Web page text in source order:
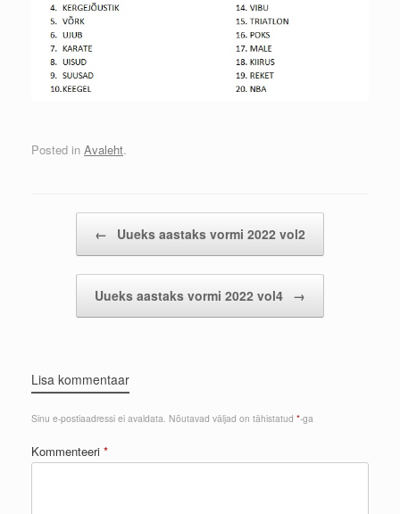
Posted in Avaleht.
← Uueks aastaks vormi 2022 vol2
Uueks aastaks vormi 2022 vol4 →
Lisa kommentaar
Sinu e-postiaadressi ei avaldata. Nõutavad väljad on tähistatud *-ga
Kommenteeri *